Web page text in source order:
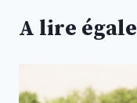
A lire